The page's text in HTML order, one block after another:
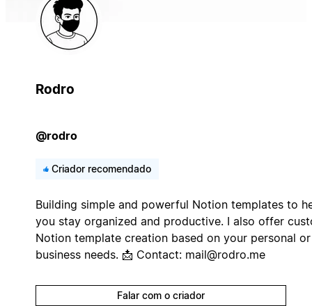
Rodro
@rodro
Criador recomendado
Building simple and powerful Notion templates to
you stay organized and productive. I also offer
Notion template creation based on your personal or
business needs. 📩 Contact: mail@rodro.me
Falar com o criador